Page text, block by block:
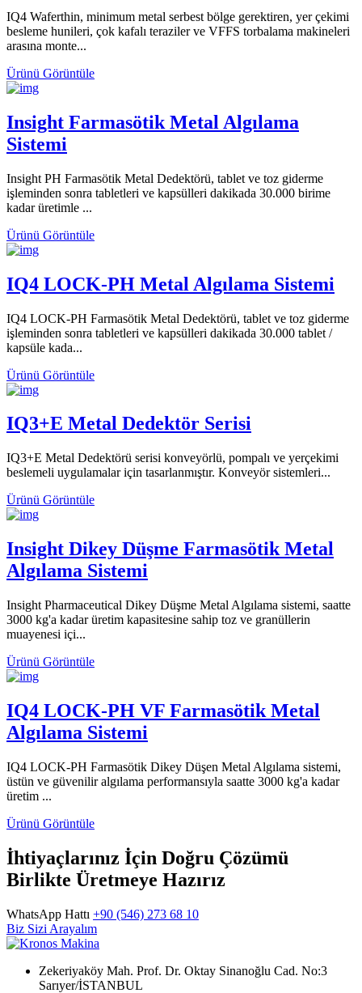
IQ4 Waferthin, minimum metal serbest bölge gerektiren, yer çekimi
besleme hunileri, çok kafalı teraziler ve VFFS torbalama makineleri
arasına monte...
Ürünü Görüntüle
Insight Farmasötik Metal Algılama
Sistemi
Insight PH Farmasötik Metal Dedektörü, tablet ve toz giderme
işleminden sonra tabletleri ve kapsülleri dakikada 30.000 birime
kadar üretimle ...
Ürünü Görüntüle
IQ4 LOCK-PH Metal Algılama Sistemi
IQ4 LOCK-PH Farmasötik Metal Dedektörü, tablet ve toz giderme
işleminden sonra tabletleri ve kapsülleri dakikada 30.000 tablet /
kapsüle kada...
Ürünü Görüntüle
IQ3+E Metal Dedektör Serisi
IQ3+E Metal Dedektörü serisi konveyörlü, pompalı ve yerçekimi
beslemeli uygulamalar için tasarlanmıştır. Konveyör sistemleri...
Ürünü Görüntüle
Insight Dikey Düşme Farmasötik Metal
Algılama Sistemi
Insight Pharmaceutical Dikey Düşme Metal Algılama sistemi, saatte
3000 kg'a kadar üretim kapasitesine sahip toz ve granüllerin
muayenesi içi...
Ürünü Görüntüle
IQ4 LOCK-PH VF Farmasötik Metal
Algılama Sistemi
IQ4 LOCK-PH Farmasötik Dikey Düşen Metal Algılama sistemi,
üstün ve güvenilir algılama performansıyla saatte 3000 kg'a kadar
üretim ...
Ürünü Görüntüle
İhtiyaçlarınız İçin Doğru Çözümü
Birlikte Üretmeye Hazırız
WhatsApp Hattı +90 (546) 273 68 10
Biz Sizi Arayalım
Zekeriyaköy Mah. Prof. Dr. Oktay Sinanoğlu Cad. No:3
Sarıyer/İSTANBUL